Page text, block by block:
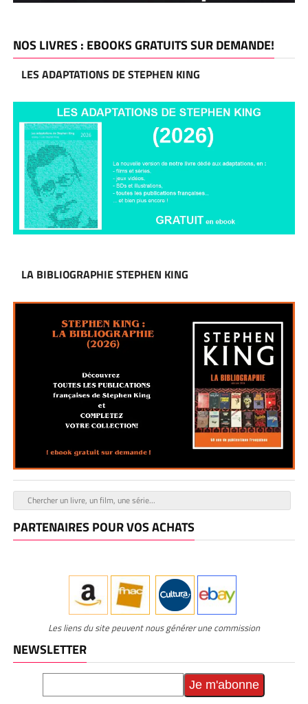
NOS LIVRES : EBOOKS GRATUITS SUR DEMANDE!
LES ADAPTATIONS DE STEPHEN KING
LA BIBLIOGRAPHIE STEPHEN KING
PARTENAIRES POUR VOS ACHATS
Les liens du site peuvent nous générer une commission
NEWSLETTER